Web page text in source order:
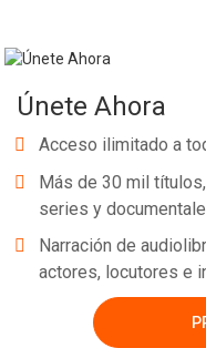
Únete Ahora
Acceso ilimitado a
Más de 30 mil
series y
Narración de
actores, locutores e